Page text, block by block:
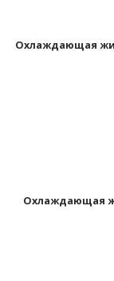
Охлаждающая
Охлаждающая